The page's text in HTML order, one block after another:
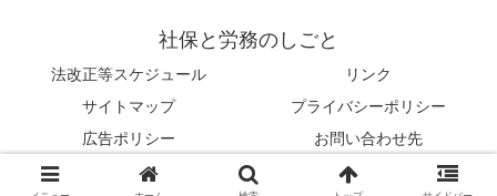
社保と労務のしごと
法改正等スケジュール
リンク
サイトマップ
プライバシーポリシー
広告ポリシー
お問い合わせ先
© 2001 社保と労務のしごと.